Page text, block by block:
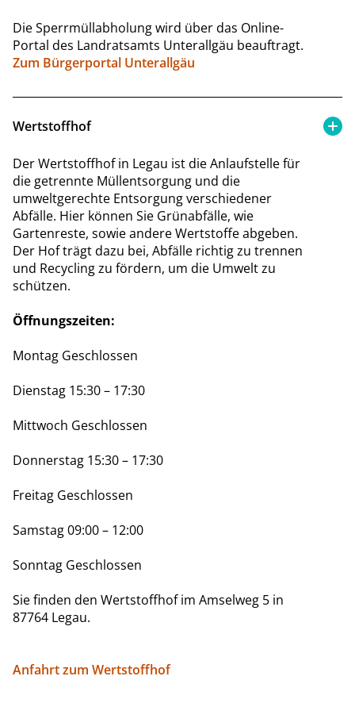
Die Sperrmüllabholung wird über das Online-
Portal des Landratsamts Unterallgäu beauftragt.
Zum Bürgerportal Unterallgäu
Wertstoffhof
Der Wertstoffhof in Legau ist die Anlaufstelle für
die getrennte Müllentsorgung und die
umweltgerechte Entsorgung verschiedener
Abfälle. Hier können Sie Grünabfälle, wie
Gartenreste, sowie andere Wertstoffe abgeben.
Der Hof trägt dazu bei, Abfälle richtig zu trennen
und Recycling zu fördern, um die Umwelt zu
schützen.
Öffnungszeiten:‍
Montag Geschlossen
Dienstag 15:30 – 17:30‍
Mittwoch Geschlossen
Donnerstag 15:30 – 17:30
Freitag Geschlossen
Samstag 09:00 – 12:00
Sonntag Geschlossen
Sie finden den Wertstoffhof im Amselweg 5 in
87764 Legau.
Anfahrt zum Wertstoffhof